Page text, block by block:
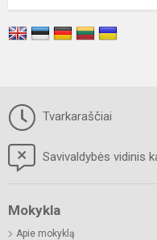
Tvarkaraščiai
Savivaldybės vidinis
Mokykla
Apie mokyklą